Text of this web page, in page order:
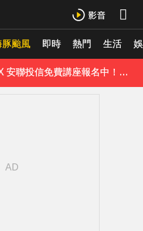
豚颱風 即時 熱門 生活
時掌握天下大小事！
《理財達人秀》X 安聯投信免費講座報名中！搶先卡位 2027